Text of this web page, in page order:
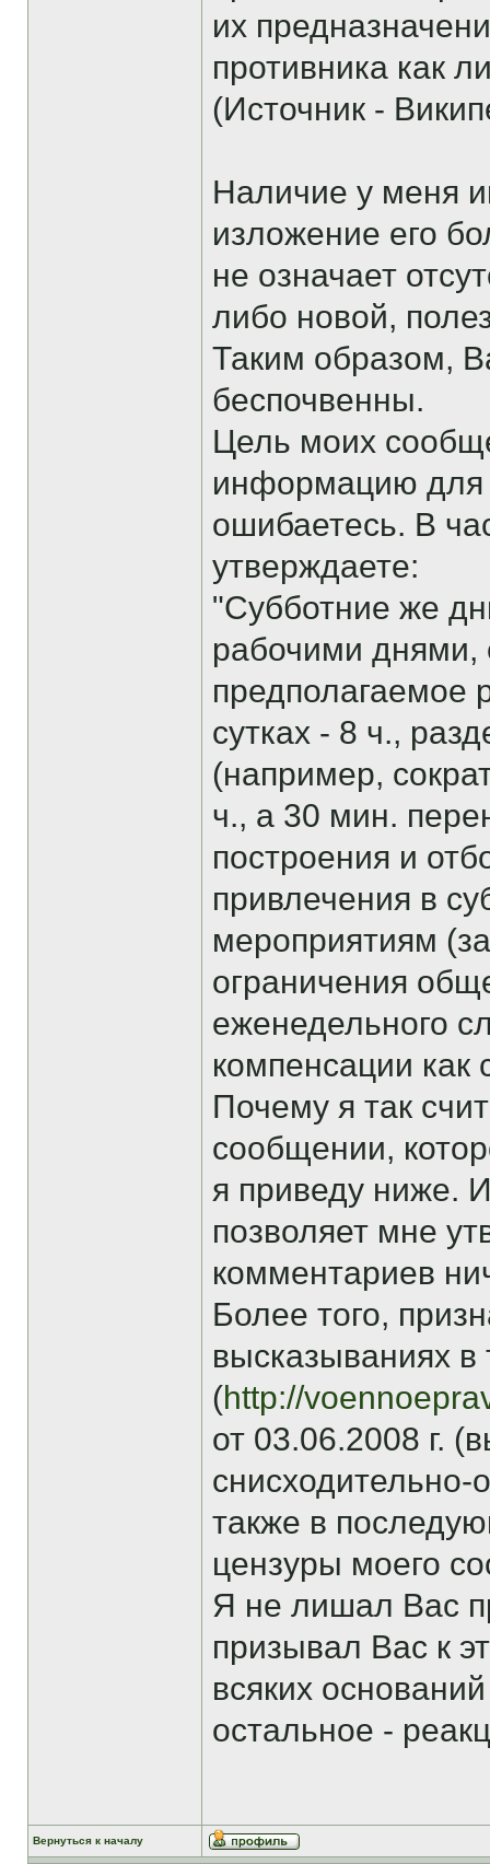
их
противника как
(Источник -
Наличие у меня
изложение его
не означает
либо новой,
Таким образом,
беспочвенны.
Цель моих
информацию для
ошибаетесь. В
утверждаете:
"Субботние же
рабочими днями,
предполагаемое
сутках - 8 ч.,
(например,
ч., а 30 мин.
построения и
привлечения в
мероприятиям
ограничения
еженедельного
компенсации как
Почему я так
сообщении,
я приведу ниже.
позволяет мне
комментариев
Более того,
высказываниях
(http://
от 03.06.2008 г.
также в
цензуры моего
Я не лишал Вас
призывал Вас к
всяких
остальное -
Вернуться к началу